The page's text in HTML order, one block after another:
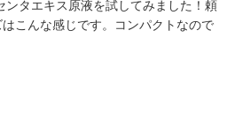
ンタエキス原液を試してみました！頼
こんな感じです。コンパクトなので